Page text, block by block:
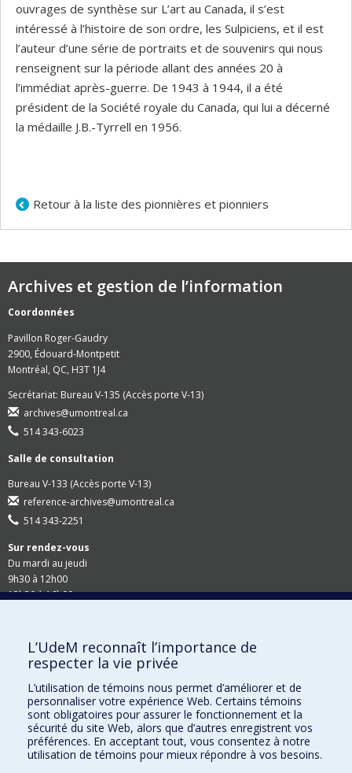
ouvrages de synthèse sur L’art au Canada, il s’est
intéressé à l’histoire de son ordre, les Sulpiciens, et il est
l’auteur d’une série de portraits et de souvenirs qui nous
renseignent sur la période allant des années 20 à
l’immédiat après-guerre. De 1943 à 1944, il a été
président de la Société royale du Canada, qui lui a décerné
la médaille J.B.-Tyrrell en 1956.
Retour à la liste des pionnières et pionniers
Archives et gestion de l’information
Coordonnées
Pavillon Roger-Gaudry
2900, Édouard-Montpetit
Montréal, QC, H3T 1J4
Secrétariat: Bureau V-135 (Accès porte V-13)
archives@umontreal.ca
514 343-6023
Salle de consultation
Bureau V-133 (Accès porte V-13)
reference-archives@umontreal.ca
514 343-2251
Sur rendez-vous
Du mardi au jeudi
9h30 à 12h00
13h30 à 16h00
Site Web du Secrétariat général
Accessibilité
Demandes en ligne
Demande de rappel
L’UdeM reconnaît l’importance de
respecter la vie privée
L’utilisation de témoins nous permet d’améliorer et de
personnaliser votre expérience Web. Certains témoins
sont obligatoires pour assurer le fonctionnement et la
sécurité du site Web, alors que d’autres enregistrent vos
préférences. En acceptant tout, vous consentez à notre
utilisation de témoins pour mieux répondre à vos besoins.